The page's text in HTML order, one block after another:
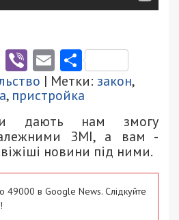
WhatsApp
ViberEmail
| Метки: закон,
, пристройка
дають нам змогу
ЗМІ, а вам -
новини під ними.
49000 в Google News. Слідкуйте